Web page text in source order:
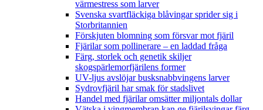
värmestress som larver
Svenska svartfläckiga blåvingar sprider sig i
Storbritannien
Förskjuten blomning som försvar mot fjäril
Fjärilar som pollinerare – en laddad fråga
Färg, storlek och genetik skiljer
skogspärlemorfjärilens former
UV-ljus avslöjar busksnabbvingens larver
Sydrovfjäril har smak för stadslivet
Handel med fjärilar omsätter miljontals dollar